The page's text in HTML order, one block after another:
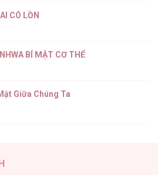
CÓ LỒN
BÍ MẬT CƠ THỂ
Giữa Chúng Ta